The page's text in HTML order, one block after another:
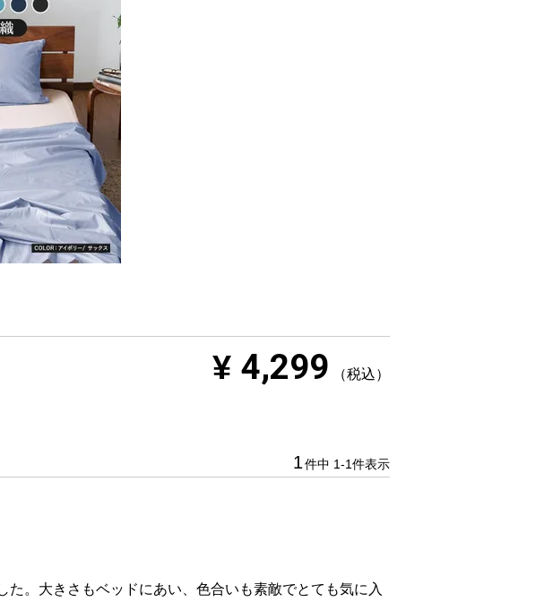
¥ 4,299 税込
1件中 1-1件表示
。大きさもベッドにあい、色合いも素敵でとても気に入